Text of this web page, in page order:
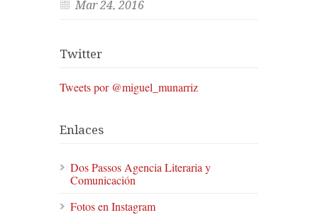
Mar 24, 2016
Twitter
Tweets por @miguel_munarriz
Enlaces
Dos Passos Agencia Literaria y
Comunicación
Fotos en Instagram